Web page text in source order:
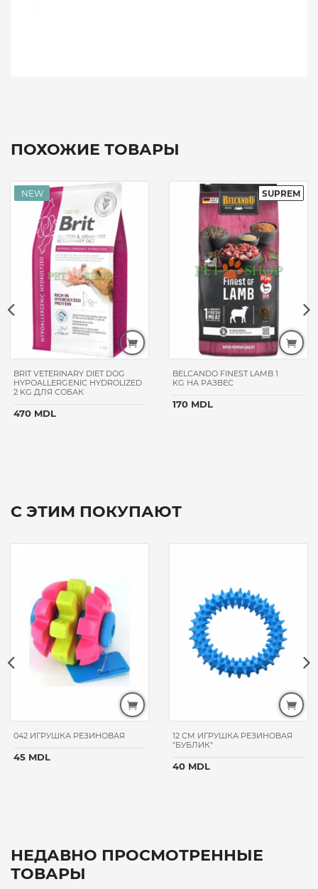
ПОХОЖИЕ ТОВАРЫ
BRIT VETERINARY DIET DOG
HYPOALLERGENIC HYDROLIZED
2 KG ДЛЯ СОБАК
470 MDL
BELCANDO FINEST LAMB 1
KG НА РАЗВЕС
170 MDL
С ЭТИМ ПОКУПАЮТ
042 ИГРУШКА РЕЗИНОВАЯ
45 MDL
12 CM ИГРУШКА РЕЗИНОВАЯ
"БУБЛИК"
40 MDL
НЕДАВНО ПРОСМОТРЕННЫЕ
ТОВАРЫ